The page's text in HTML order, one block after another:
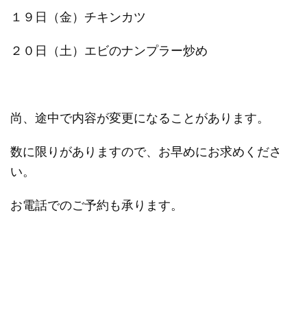
１９日（金）チキンカツ
２０日（土）エビのナンプラー炒め
尚、途中で内容が変更になることがあります。
数に限りがありますので、お早めにお求めくださ
い。
お電話でのご予約も承ります。